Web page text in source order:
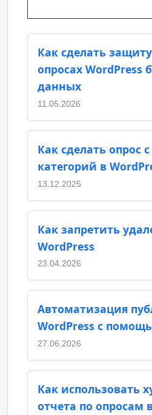
Как сделать
опросах WordPress
данных
11.05.2026
Как сделать опрос
категорий в
13.12.2025
Как запретить
WordPress
23.04.2026
Автоматизация
WordPress с
27.06.2026
Как использовать
отчета по опросам